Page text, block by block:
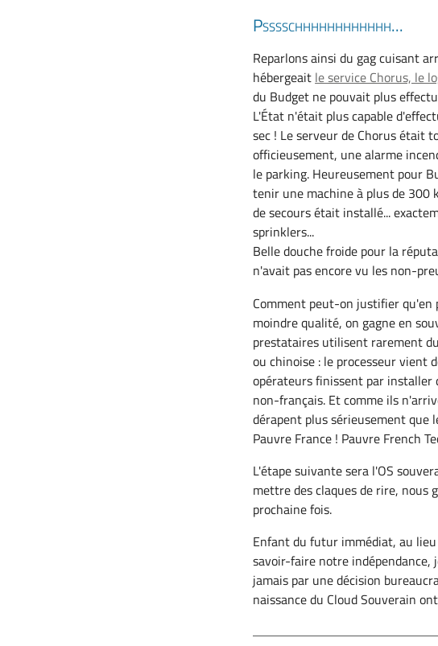
Psssschhhhhhhhhhhh...
Reparlons ainsi du gag cuisant
hébergeait le service Chorus, le
du Budget ne pouvait plus
L'État n'était plus capable
sec ! Le serveur de Chorus était
officieusement, une alarme
le parking. Heureusement pour
tenir une machine à plus de 300
de secours était installé...
sprinklers...
Belle douche froide pour la
n'avait pas encore vu les non-
Comment peut-on justifier qu'en
moindre qualité, on gagne en
prestataires utilisent rarement
ou chinoise : le processeur vient
opérateurs finissent par installer
non-français. Et comme ils
dérapent plus sérieusement que
Pauvre France ! Pauvre French
L'étape suivante sera l'OS
mettre des claques de rire, nous
prochaine fois.
Enfant du futur immédiat, au
savoir-faire notre indépendance,
jamais par une décision
naissance du Cloud Souverain